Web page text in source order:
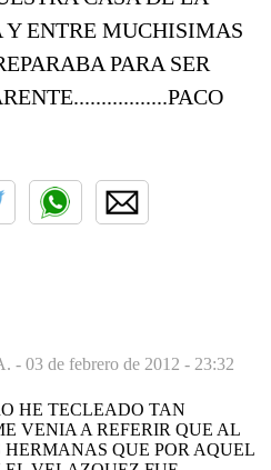
ENTRE MUCHISIMAS
PARA SER
- 03 de febrero de 2012 - 23:32
HE TECLEADO TAN
VENIA A REFERIR QUE AL
QUE POR AQUEL